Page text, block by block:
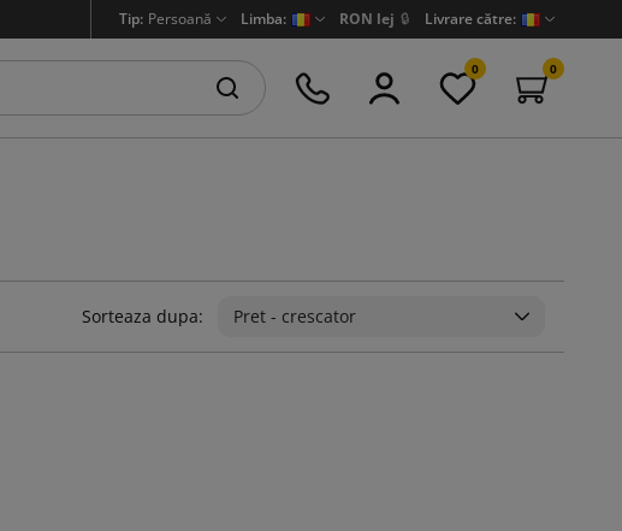
Tip: Persoană Limba: RON lej 🔒 Livrare către:
0 0
Sorteaza dupa: Pret - crescator